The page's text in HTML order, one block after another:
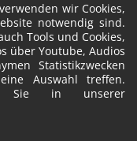
wir Cookies,
notwendig sind.
Tools und Cookies,
über Youtube, Audios
Statistikzwecken
Auswahl treffen.
Sie in unserer